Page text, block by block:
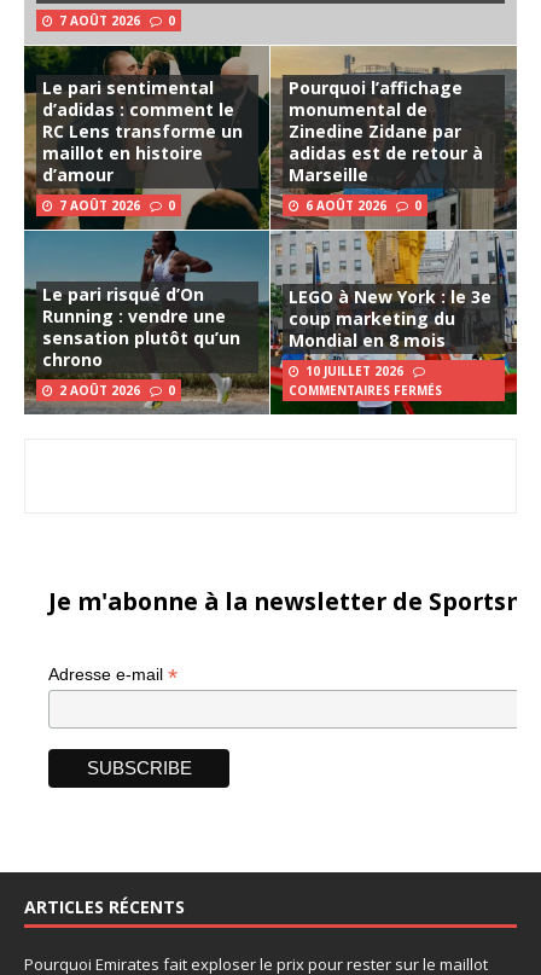
7 AOÛT 2026 0
Le pari sentimental
d’adidas : comment le
RC Lens transforme un
maillot en histoire
d’amour
7 AOÛT 2026 0
Pourquoi l’affichage
monumental de
Zinedine Zidane par
adidas est de retour à
Marseille
6 AOÛT 2026 0
Le pari risqué d’On
Running : vendre une
sensation plutôt qu’un
chrono
2 AOÛT 2026 0
LEGO à New York : le 3e
coup marketing du
Mondial en 8 mois
10 JUILLET 2026
COMMENTAIRES FERMÉS
Je m'abonne à la newsletter de
Adresse e-mail *
ARTICLES RÉCENTS
Pourquoi Emirates fait exploser le prix pour rester sur le maillot